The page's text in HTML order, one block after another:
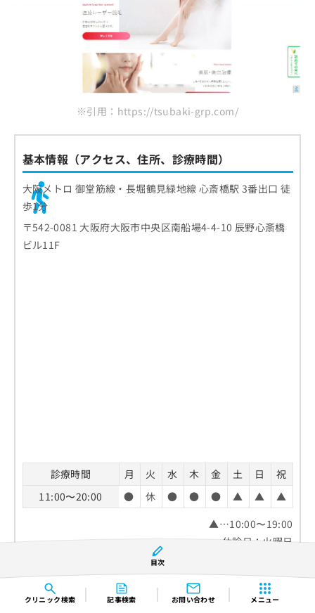
クリニック検索 記事検索 お問い合わせ メニュー
※引用：https://tsubaki-grp.com/
基本情報（アクセス、住所、診療時間）
大阪メトロ 御堂筋線・長堀鶴見緑地線 心斎橋駅 3番出口 徒
歩1分
〒542-0081 大阪府大阪市中央区南船場4-4-10 辰野心斎橋
ビル11F
診療時間 月 火 水 木 金 土 日
祝
11:00〜20:00
● 休 ● ● ● ▲ ▲
▲
▲…10:00〜19:00
休診日：火曜日
TEL：0120-159-017
ホームページ
目次